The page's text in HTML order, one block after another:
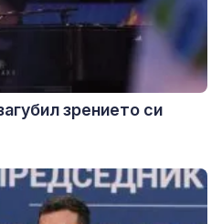
зрението си